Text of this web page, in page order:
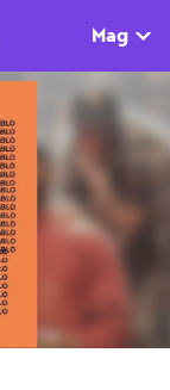
Mag
AGENDA
Paris
Festivals